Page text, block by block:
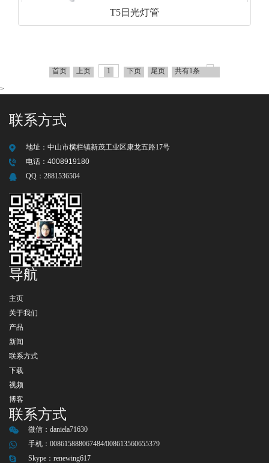
T5日光灯管
首页 上页 1 下页 尾页 共有1条
>
联系方式
地址： 中山市横栏镇新茂工业区康龙五路17号
电话： 4008919180
QQ： 2881536504
导航
主页
关于我们
产品
新闻
联系方式
下载
视频
博客
联系方式
微信： daniela71630
手机：008615888067484/008613560655379
Skype： renewing617